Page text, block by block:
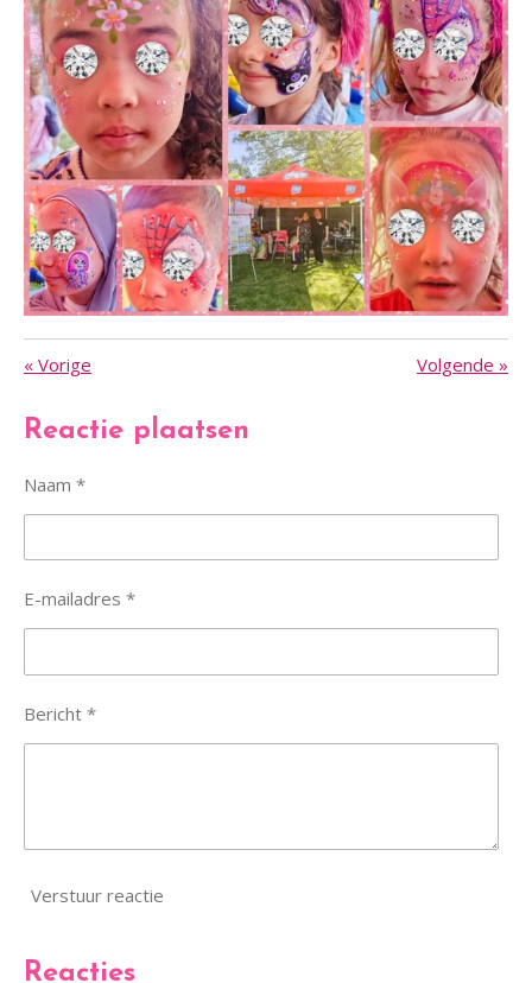
« Vorige Volgende »
Reactie plaatsen
Naam *
E-mailadres *
Bericht *
Verstuur reactie
Reacties